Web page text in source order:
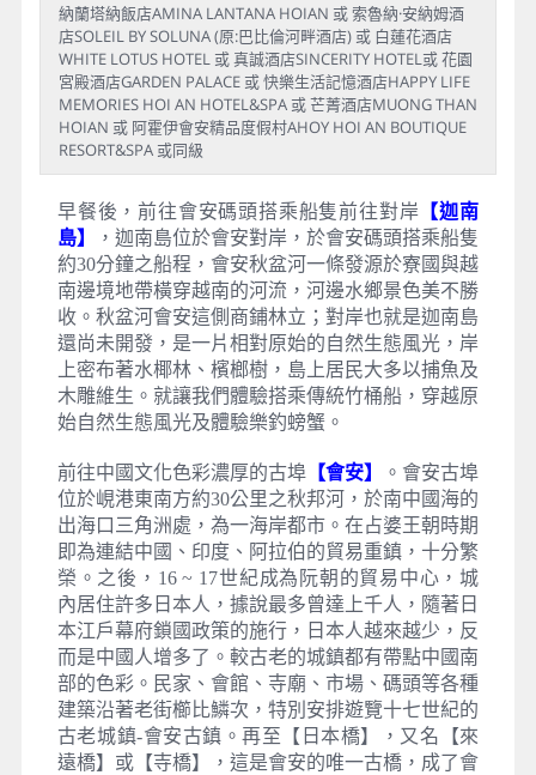
納蘭塔納飯店AMINA LANTANA HOIAN 或 索魯納·安納姆酒
店SOLEIL BY SOLUNA (原:巴比倫河畔酒店) 或 白蓮花酒店
WHITE LOTUS HOTEL 或 真誠酒店SINCERITY HOTEL或 花園
宮殿酒店GARDEN PALACE 或 快樂生活記憶酒店HAPPY LIFE
MEMORIES HOI AN HOTEL&SPA 或 芒菁酒店MUONG THAN
HOIAN 或 阿霍伊會安精品度假村AHOY HOI AN BOUTIQUE
RESORT&SPA 或同級
早餐後，前往會安碼頭搭乘船隻前往對岸 【迦南
島】
，迦南島位於會安對岸，於會安碼頭搭乘船隻
約30分鐘之船程，會安秋盆河一條發源於寮國與越
南邊境地帶橫穿越南的河流，河邊水鄉景色美不勝
收。秋盆河會安這側商鋪林立；對岸也就是迦南島
還尚未開發，是一片相對原始的自然生態風光，岸
上密布著水椰林、檳榔樹，島上居民大多以捕魚及
木雕維生。就讓我們體驗搭乘傳統竹桶船，穿越原
始自然生態風光及體驗樂釣螃蟹。
前往中國文化色彩濃厚的古埠 【會安】
。會安古埠
位於峴港東南方約30公里之秋邦河，於南中國海的
出海口三角洲處，為一海岸都市。在占婆王朝時期
即為連結中國、印度、阿拉伯的貿易重鎮，十分繁
榮。之後，16 ~ 17世紀成為阮朝的貿易中心，城
內居住許多日本人，據說最多曾達上千人，隨著日
本江戶幕府鎖國政策的施行，日本人越來越少，反
而是中國人增多了。較古老的城鎮都有帶點中國南
部的色彩。民家、會館、寺廟、市場、碼頭等各種
建築沿著老街櫛比鱗次，特別安排遊覽十七世紀的
古老城鎮-會安古鎮。再至【日本橋】，又名【來
遠橋】或【寺橋】，這是會安的唯一古橋，成了會